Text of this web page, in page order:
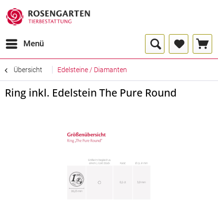
Menü
Übersicht Edelsteine / Diamanten
Ring inkl. Edelstein The Pure Round